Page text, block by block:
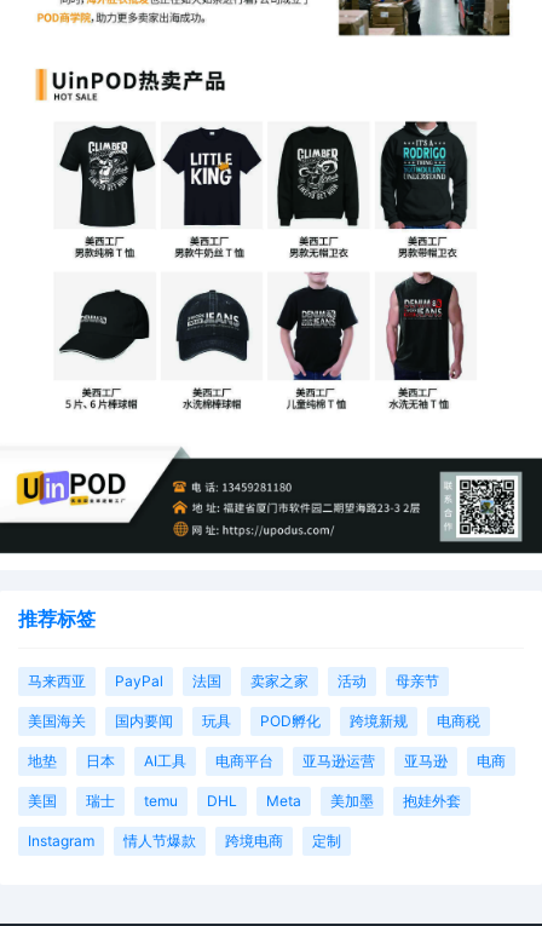
推荐标签
马来西亚 PayPal 法国 卖家之家 活动 母亲节
美国海关 国内要闻 玩具 POD孵化 跨境新规 电商税
地垫 日本 AI工具 电商平台 亚马逊运营 亚马逊 电商
美国 瑞士 temu DHL Meta 美加墨 抱娃外套
Instagram 情人节爆款 跨境电商 定制